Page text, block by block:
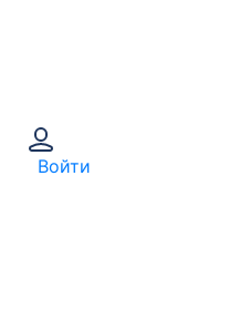
Войти